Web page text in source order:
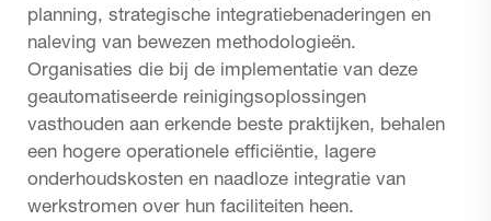
planning, strategische integratiebenaderingen en
naleving van bewezen methodologieën.
Organisaties die bij de implementatie van deze
geautomatiseerde reinigingsoplossingen
vasthouden aan erkende beste praktijken, behalen
een hogere operationele efficiëntie, lagere
onderhoudskosten en naadloze integratie van
werkstromen over hun faciliteiten heen.